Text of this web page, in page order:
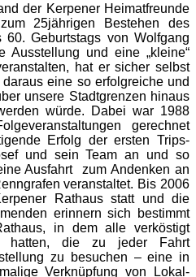
der Kerpener Heimatfreunde
25jährigen Bestehen des
Geburtstags von Wolfgang
Ausstellung und eine „kleine“
hat er sicher selbst
eine so erfolgreiche und
unsere Stadtgrenzen hinaus
würde. Dabei war 1988
gerechnet
Erfolg der ersten Trips-
und sein Team an und so
Ausfahrt zum Andenken an
veranstaltet. Bis 2006
Rathaus statt und die
erinnern sich bestimmt
in dem alle verköstigt
hatten, die zu jeder Fahrt
zu besuchen – eine in
Verknüpfung von Lokal-